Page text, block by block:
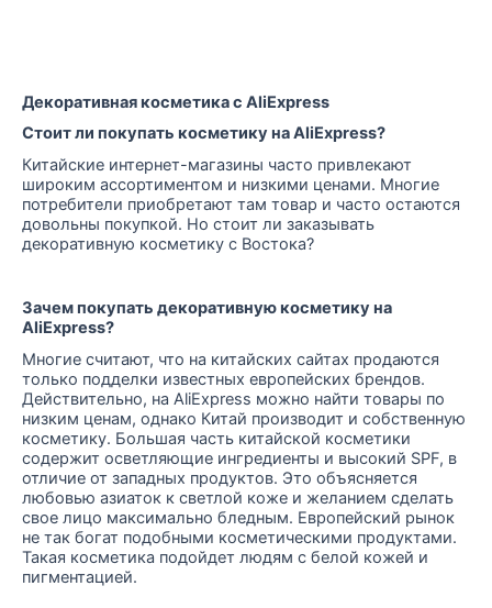
Декоративная косметика с AliExpress
Стоит ли покупать косметику на AliExpress?
Китайские интернет-магазины часто привлекают
широким ассортиментом и низкими ценами. Многие
потребители приобретают там товар и часто остаются
довольны покупкой. Но стоит ли заказывать
декоративную косметику с Востока?
Зачем покупать декоративную косметику на
AliExpress?
Многие считают, что на китайских сайтах продаются
только подделки известных европейских брендов.
Действительно, на AliExpress можно найти товары по
низким ценам, однако Китай производит и собственную
косметику. Большая часть китайской косметики
содержит осветляющие ингредиенты и высокий SPF, в
отличие от западных продуктов. Это объясняется
любовью азиаток к светлой коже и желанием сделать
свое лицо максимально бледным. Европейский рынок
не так богат подобными косметическими продуктами.
Такая косметика подойдет людям с белой кожей и
пигментацией.